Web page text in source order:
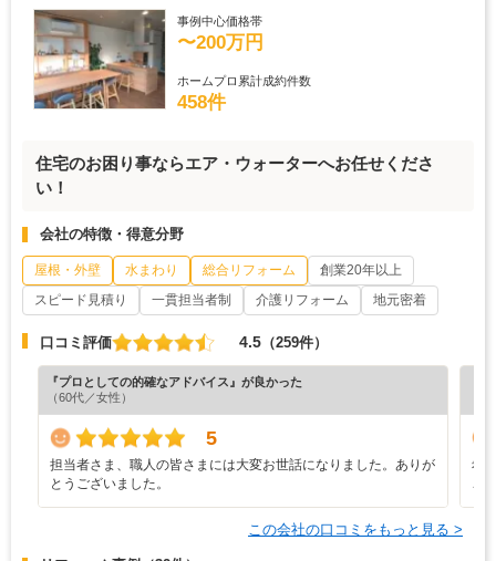
事例中心価格帯
〜200万円
ホームプロ累計成約件数
458件
住宅のお困り事ならエア・ウォーターへお任せくださ
い！
会社の特徴・得意分野
屋根・外壁 水まわり 総合リフォーム
創業20年以上
スピード見積り
一貫担当者制 介護リフォーム 地元密着
口コミ評価 4.5 （259件）
『プロとしての的確なアドバイス』が良かった
（60代／女性）
5
担当者さま、職人の皆さまには大変お世話になりました。ありが
とうございました。
希
こ
この会社の口コミをもっと見る >